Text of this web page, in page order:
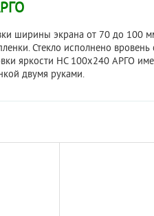
ширины экрана от 70 до 100
Стекло исполнено
яркости НС 100х240 АРГО
двумя руками.